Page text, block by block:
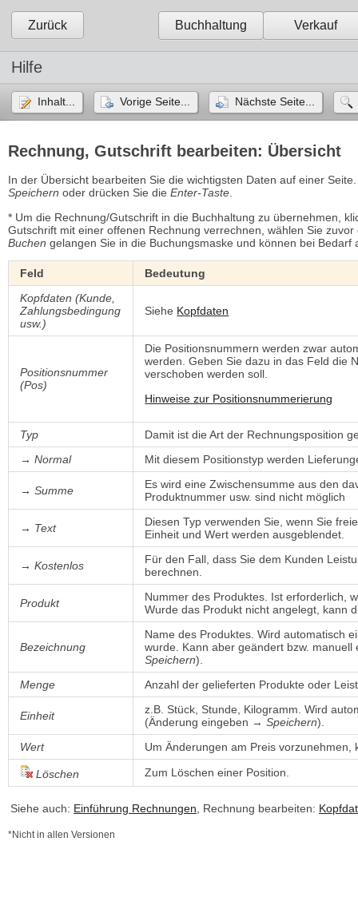
Zurück Buchhaltung Verkauf
Hilfe
Inhalt... Vorige Seite... Nächste Seite...
Rechnung, Gutschrift bearbeiten: Übersicht
In der Übersicht bearbeiten Sie die wichtigsten Daten auf einer
Speichern oder drücken Sie die Enter-Taste.
* Um die Rechnung/Gutschrift in die Buchhaltung zu übernehmen,
Gutschrift mit einer offenen Rechnung verrechnen, wählen Sie
Buchen gelangen Sie in die Buchungsmaske und können bei Bedarf
Feld
Bedeutung
Kopfdaten (Kunde,
Zahlungsbedingung
usw.)
Siehe Kopfdaten
Positionsnummer
(Pos)
Die Positionsnummern werden zwar
werden. Geben Sie dazu in das Feld die
verschoben werden soll.
Hinweise zur Positionsnummerierung
Typ
Damit ist die Art der Rechnungsposition
→ Normal
Mit diesem Positionstyp werden
→ Summe
Es wird eine Zwischensumme aus den
Produktnummer usw. sind nicht möglich
→ Text
Diesen Typ verwenden Sie, wenn Sie
Einheit und Wert werden ausgeblendet.
→ Kostenlos
Für den Fall, dass Sie dem Kunden
berechnen.
Produkt
Nummer des Produktes. Ist erforderlich,
Wurde das Produkt nicht angelegt, kann
Bezeichnung
Name des Produktes. Wird automatisch
wurde. Kann aber geändert bzw.
Speichern).
Menge
Anzahl der gelieferten Produkte oder
Einheit
z.B. Stück, Stunde, Kilogramm. Wird
(Änderung eingeben → Speichern).
Wert
Um Änderungen am Preis vorzunehmen,
Löschen Zum Löschen einer Position.
Siehe auch: Einführung Rechnungen, Rechnung bearbeiten:
*Nicht in allen Versionen